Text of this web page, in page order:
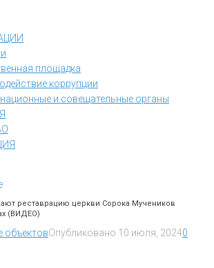
площадка
коррупции
и совещательные органы
реставрацию церкви Сорока Мучеников
(ВИДЕО)
объектовОпубликовано 10 июля, 20240